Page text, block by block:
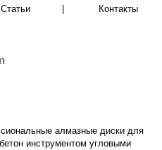
Статьи Контакты
алмазные диски для
инструментом угловыми